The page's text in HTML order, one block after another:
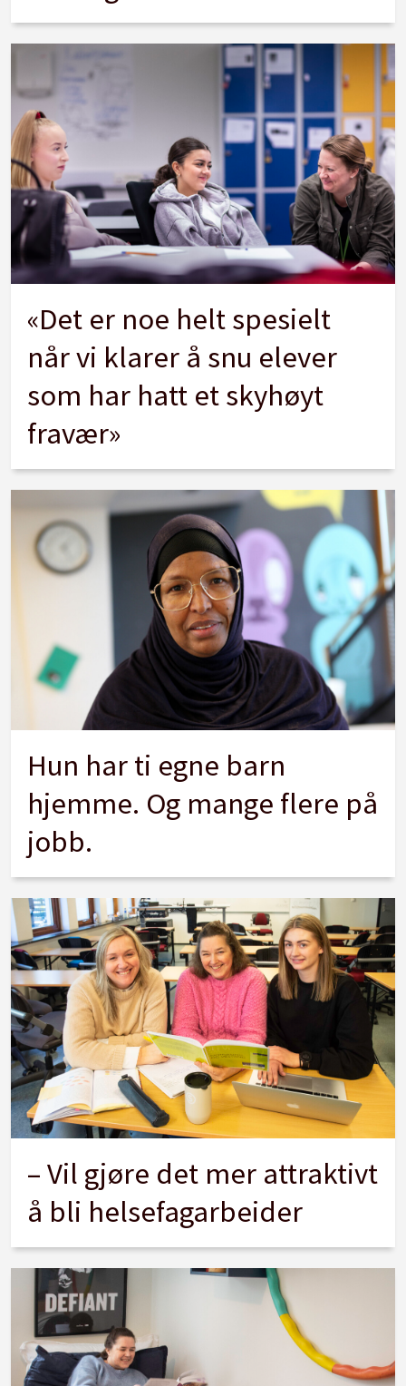
«Det er noe helt spesielt
når vi klarer å snu elever
som har hatt et skyhøyt
fravær»
Hun har ti egne barn
hjemme. Og mange flere på
jobb.
– Vil gjøre det mer attraktivt
å bli helsefagarbeider